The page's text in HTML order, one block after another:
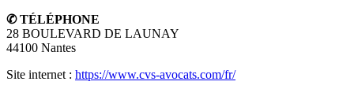
✆ TÉLÉPHONE
28 BOULEVARD DE LAUNAY
44100 Nantes
Site internet : https://www.cvs-avocats.com/fr/